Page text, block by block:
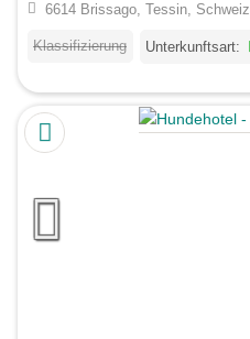
6614 Brissago, Tessin, Schweiz
Klassifizierung Unterkunftsart: